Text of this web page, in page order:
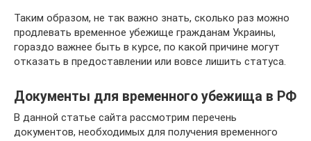
Таким образом, не так важно знать, сколько раз можно
продлевать временное убежище гражданам Украины,
гораздо важнее быть в курсе, по какой причине могут
отказать в предоставлении или вовсе лишить статуса.
Документы для временного убежища в РФ
В данной статье сайта рассмотрим перечень
документов, необходимых для получения временного